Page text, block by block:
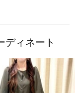
ディネート